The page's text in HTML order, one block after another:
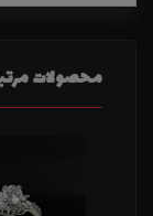
محصولات